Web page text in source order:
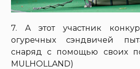
7. А этот участник
огуречных сэндвичей
снаряд с помощью своих
MULHOLLAND)